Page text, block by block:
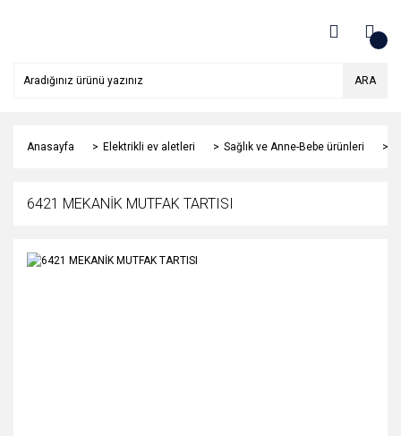
ARA
Anasayfa Elektrikli ev aletleri Sağlık ve Anne-Bebe ürünleri
6421 MEKANİK MUTFAK TARTISI